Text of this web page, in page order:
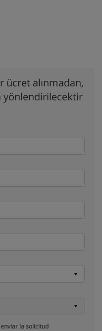
ücret alınmadan,
la solicitud